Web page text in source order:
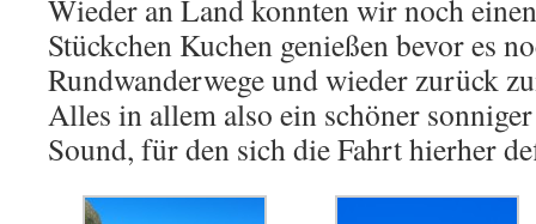
Wieder an Land konnten wir noch
Stückchen Kuchen genießen bevor es
Rundwanderwege und wieder zurück
Alles in allem also ein schöner
Sound, für den sich die Fahrt hierher